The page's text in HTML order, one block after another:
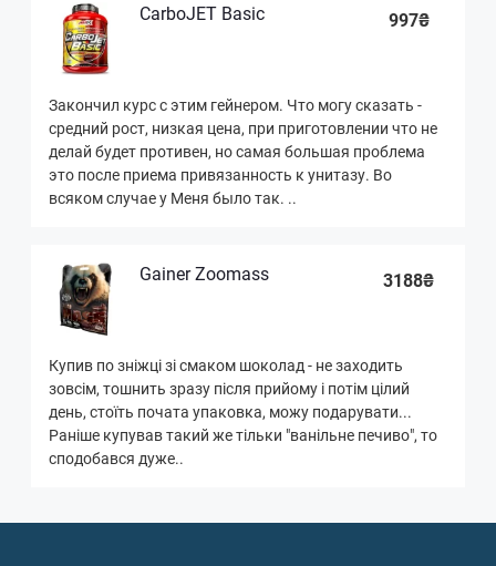
CarboJET Basic 997₴
Закончил курс с этим гейнером. Что могу сказать -
средний рост, низкая цена, при приготовлении что не
делай будет противен, но самая большая проблема
это после приема привязанность к унитазу. Во
всяком случае у Меня было так. ..
Gainer Zoomass 3188₴
Купив по зніжці зі смаком шоколад - не заходить
зовсім, тошнить зразу після прийому і потім цілий
день, стоїть почата упаковка, можу подарувати...
Раніше купував такий же тільки "ванільне печиво", то
сподобався дуже..